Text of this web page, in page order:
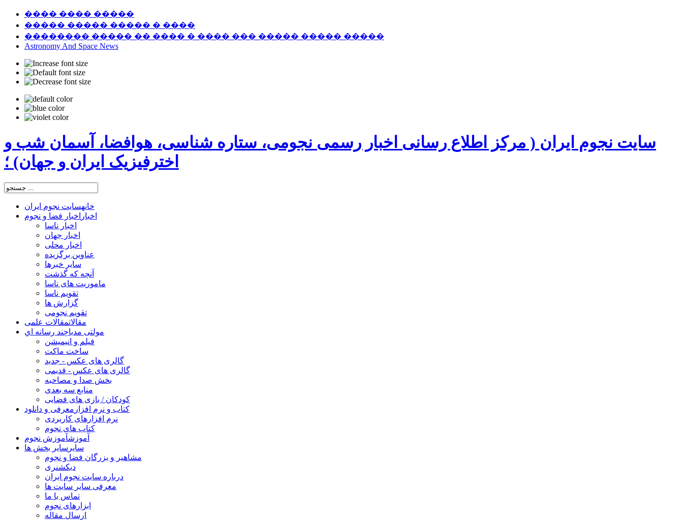
���� ���� �����
����� ����� ����� � ����
�������� ����� �� ���� � ���� ��� ����� ����� �����
Astronomy And Space News
سایت نجوم ایران ( مرکز اطلاع رسانی اخبار رسمی نجومی، ستاره شناسی، هوافضا، آسمان شب و
اخترفیزیک ایران و جهان) ؛
خانهسایت نجوم ایران
اخبار اخبار فضا و نجوم
اخبار ناسا
اخبار جهان
اخبار محلی
عناوین برگزیده
سایر خبرها
آنچه که گذشت
ماموریت های ناسا
تقویم ناسا
گزارش ها
تقویم نجومی
مقالاتمقالات علمی
مولتی مدیاچند رسانه اي
فیلم و انیمیشن
ساخت ماکت
گالری های عکس - جدید
گالری های عکس - قدیمی
بخش صدا و مصاحبه
منابع سه بعدی
کودکان / بازی های فضایی
کتاب و نرم افزار معرفی و دانلود
نرم افزارهای کاربردی
کتاب های نجوم
آموزشآموزش نجوم
سایر سایر بخش ها
مشاهیر و بزرگان فضا و نجوم
دیکشنری
درباره سایت نجوم ایران
معرفی سایر سایت ها
تماس با ما
ابزارهای نجوم
ارسال مقاله